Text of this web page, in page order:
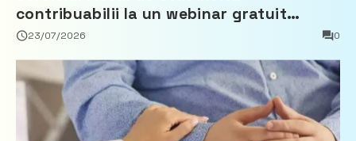
contribuabilii la un webinar gratuit
privind calculul impozitului pe bunurile
23/07/2026 0